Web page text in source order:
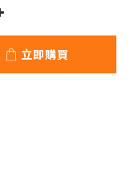
立即購買